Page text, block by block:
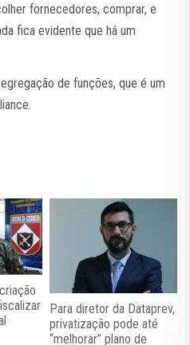
fornecedores, comprar, e
fica evidente que há um
de funções, que é um
Para diretor da Dataprev,
privatização pode até
“melhorar” plano de